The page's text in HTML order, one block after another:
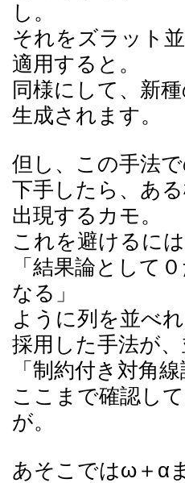
し。
それをズラット
適用すると。
同様にして、新
生成されます。
但し、この手法で
下手したら、あ
出現するカモ。
これを避けるには
「結果論として
なる」
ように列を並べれ
採用した手法が
「制約付き対角線
ここまで確認し
が。
あそこではω＋α